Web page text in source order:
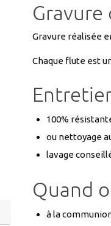
Gravure réalisée
Chaque flute est
100%
ou nettoyage
lavage
Quand
à la